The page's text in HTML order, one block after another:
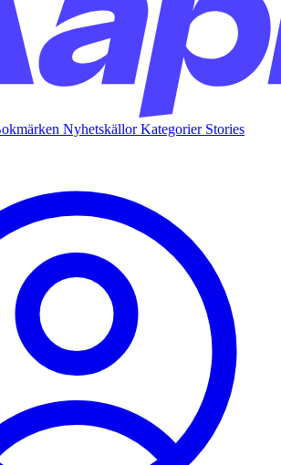
NyhetskällorKategorier Stories